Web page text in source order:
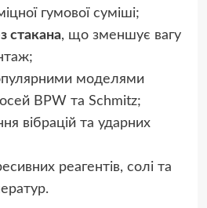
гумової суміші;
стакана, що зменшує вагу
моделями
осей BPW та Schmitz;
вібрацій та ударних
реагентів, солі та